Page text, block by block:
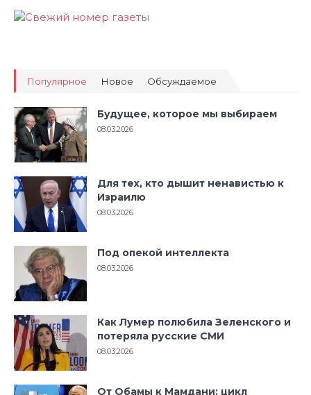
Популярное Новое Обсуждаемое
Будущее, которое мы выбираем
08.03.2026
Для тех, кто дышит ненавистью к
Израилю
08.03.2026
Под опекой интеллекта
08.03.2026
Как Лумер полюбила Зеленского и
потеряла русские СМИ
08.03.2026
От Обамы к Мамдани: цикл